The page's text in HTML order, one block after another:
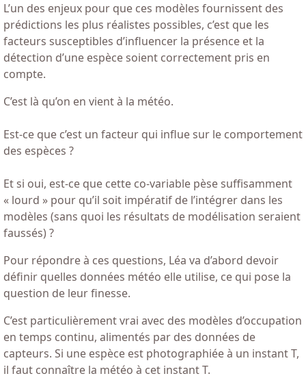
L’un des enjeux pour que ces modèles fournissent des
prédictions les plus réalistes possibles, c’est que les
facteurs susceptibles d’influencer la présence et la
détection d’une espèce soient correctement pris en
compte.
C’est là qu’on en vient à la météo.
Est-ce que c’est un facteur qui influe sur le comportement
des espèces ?
Et si oui, est-ce que cette co-variable pèse suffisamment
« lourd » pour qu’il soit impératif de l’intégrer dans les
modèles (sans quoi les résultats de modélisation seraient
faussés) ?
Pour répondre à ces questions, Léa va d’abord devoir
définir quelles données météo elle utilise, ce qui pose la
question de leur finesse.
C’est particulièrement vrai avec des modèles d’occupation
en temps continu, alimentés par des données de
capteurs. Si une espèce est photographiée à un instant T,
il faut connaître la météo à cet instant T.